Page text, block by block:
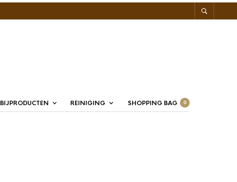
BIJPRODUCTEN REINIGING SHOPPING BAG 0